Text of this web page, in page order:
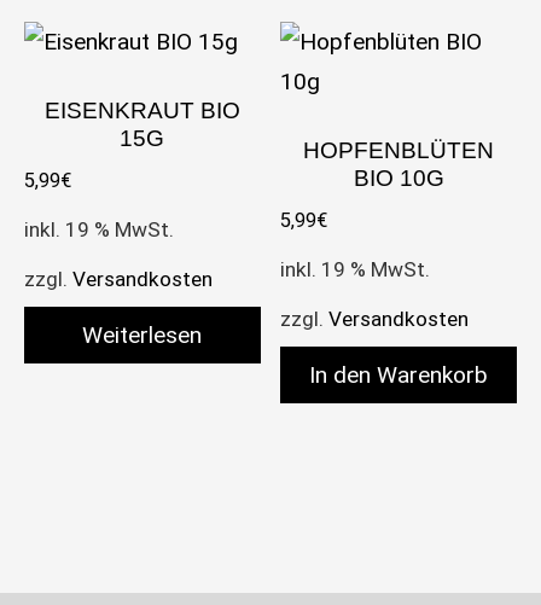
EISENKRAUT BIO
15G
5,99€
inkl. 19 % MwSt.
zzgl. Versandkosten
Weiterlesen
HOPFENBLÜTEN
BIO 10G
5,99€
inkl. 19 % MwSt.
zzgl.Versandkosten
In den Warenkorb